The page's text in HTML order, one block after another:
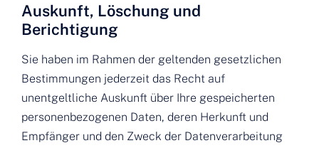
Auskunft, Löschung und
Berichtigung
Sie haben im Rahmen der geltenden gesetzlichen
Bestimmungen jederzeit das Recht auf
unentgeltliche Auskunft über Ihre gespeicherten
personenbezogenen Daten, deren Herkunft und
Empfänger und den Zweck der Datenverarbeitung